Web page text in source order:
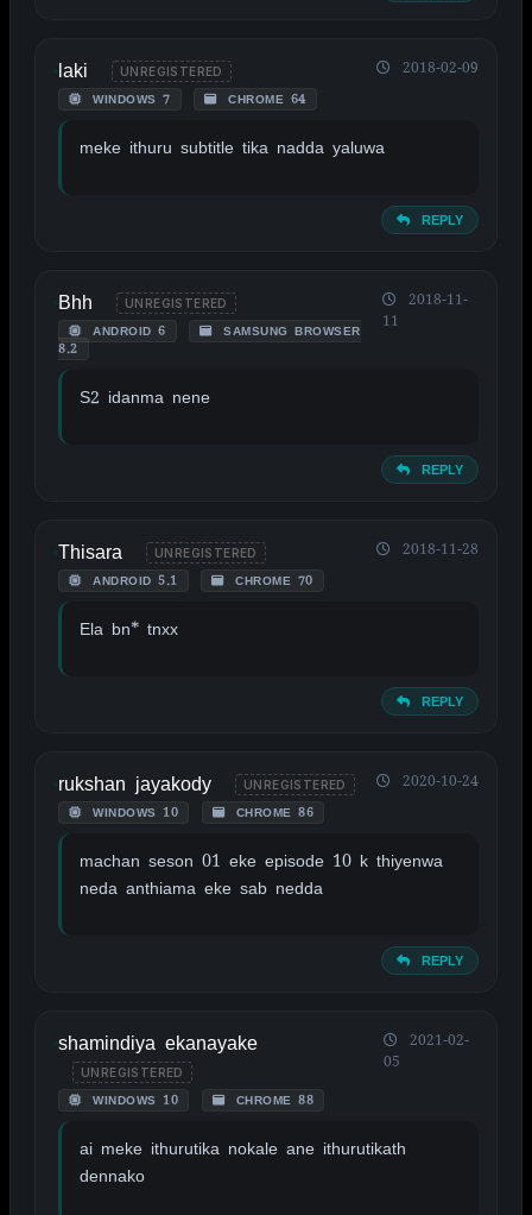
laki UNREGISTERED
WINDOWS 7 CHROME 64
2018-02-09
meke ithuru subtitle tika nadda yaluwa
REPLY
Bhh UNREGISTERED
ANDROID 6
SAMSUNG BROWSER
8.2
2018-11-
11
S2 idanma nene
REPLY
Thisara UNREGISTERED
ANDROID 5.1 CHROME 70
2018-11-28
Ela bn* tnxx
REPLY
rukshan jayakody UNREGISTERED
WINDOWS 10 CHROME 86
2020-10-24
machan seson 01 eke episode 10 k thiyenwa
neda anthiama eke sab nedda
REPLY
shamindiya ekanayake
UNREGISTERED
WINDOWS 10 CHROME 88
2021-02-
05
ai meke ithurutika nokale ane ithurutikath
dennako